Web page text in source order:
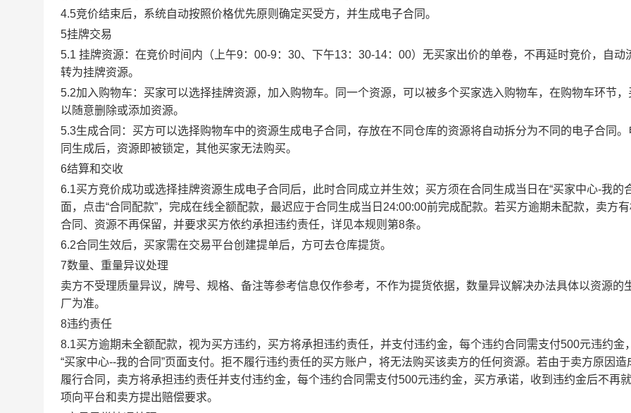
4.5竞价结束后，系统自动按照价格优先原则确定买受方，并生成电子合同。
5挂牌交易
5.1 挂牌资源：在竞价时间内（上午9：00-9：30、下午13：30-14：00）无买家出价的单卷，不再延时竞价，自动
转为挂牌资源。
5.2加入购物车：买家可以选择挂牌资源，加入购物车。同一个资源，可以被多个买家选入购物车，在购物车环节，
以随意删除或添加资源。
5.3生成合同：买方可以选择购物车中的资源生成电子合同，存放在不同仓库的资源将自动拆分为不同的电子合同。
同生成后，资源即被锁定，其他买家无法购买。
6结算和交收
6.1买方竞价成功或选择挂牌资源生成电子合同后，此时合同成立并生效；买方须在合同生成当日在“买家中心-我的
面，点击“合同配款”，完成在线全额配款，最迟应于合同生成当日24:00:00前完成配款。若买方逾期未配款，卖方
合同、资源不再保留，并要求买方依约承担违约责任，详见本规则第8条。
6.2合同生效后，买家需在交易平台创建提单后，方可去仓库提货。
7数量、重量异议处理
卖方不受理质量异议，牌号、规格、备注等参考信息仅作参考，不作为提货依据，数量异议解决办法具体以资源的
厂为准。
8违约责任
8.1买方逾期未全额配款，视为买方违约，买方将承担违约责任，并支付违约金，每个违约合同需支付500元违约金
“买家中心--我的合同”页面支付。拒不履行违约责任的买方账户，将无法购买该卖方的任何资源。若由于卖方原因造
履行合同，卖方将承担违约责任并支付违约金，每个违约合同需支付500元违约金，买方承诺，收到违约金后不再
项向平台和卖方提出赔偿要求。